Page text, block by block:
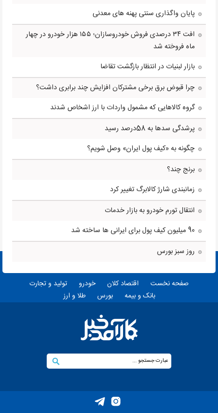
پایان واگذاری سنتی پهنه های معدنی
افت ۳۴ درصدی فروش خودروسازان؛ ۱۵۵ هزار خودرو در چهار
ماه فروخته شد
بازار لبنیات در انتظار بازگشت تقاضا
چرا قبوض برق برخی مشترکان افزایش چند برابری داشت؟
گروه کالاهایی که مشمول واردات با ارز اشخاص شدند
پرشدگی سدها به 58درصد رسید
چگونه به «کیف پول ایران» وصل شویم؟
برنج چند؟
زمانبندی شارژ کالابرگ تغییر کرد
انتقال تورم خودرو به بازار خدمات
90 میلیون کیف پول برای ایرانی ها ساخته شد
روز سبز بورس
صفحه نخست اقتصاد کلان خودرو
تولید و تجارت
بانک و بیمه
بورس طلا و ارز